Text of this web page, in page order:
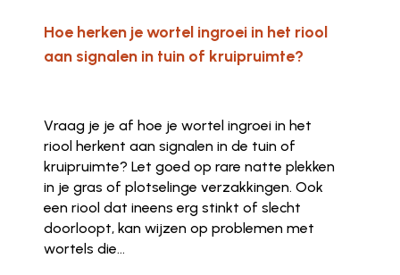
Hoe herken je wortel ingroei in het riool
aan signalen in tuin of kruipruimte?
Vraag je je af hoe je wortel ingroei in het
riool herkent aan signalen in de tuin of
kruipruimte? Let goed op rare natte plekken
in je gras of plotselinge verzakkingen. Ook
een riool dat ineens erg stinkt of slecht
doorloopt, kan wijzen op problemen met
wortels die...